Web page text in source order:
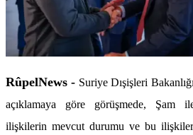
RûpelNews - Suriye Dışişleri
açıklamaya göre görüşmede, Şam
ilişkilerin mevcut durumu ve bu